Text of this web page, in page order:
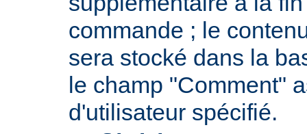
commande ; le
sera stocké dans la
le champ "Comment"
d'utilisateur spécifié.